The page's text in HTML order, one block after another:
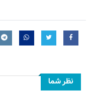
نظر شما